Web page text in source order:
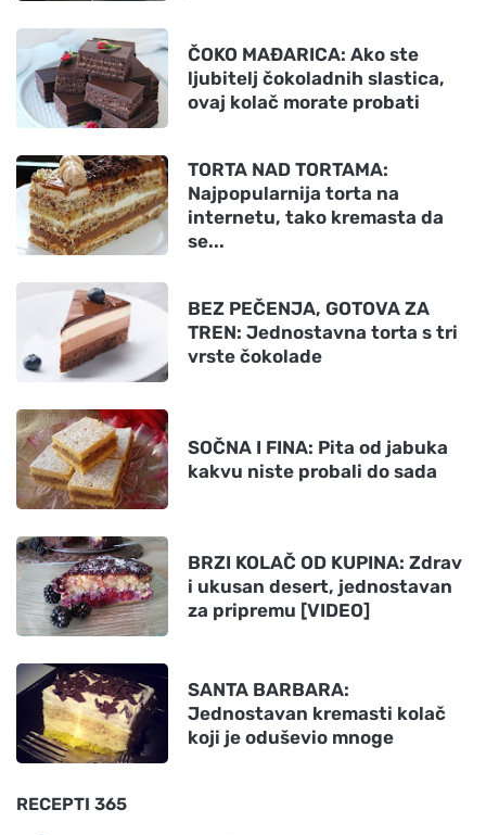
ČOKO MAĐARICA: Ako ste
ljubitelj čokoladnih slastica,
ovaj kolač morate probati
TORTA NAD TORTAMA:
Najpopularnija torta na
internetu, tako kremasta da
se...
BEZ PEČENJA, GOTOVA ZA
TREN: Jednostavna torta s tri
vrste čokolade
SOČNA I FINA: Pita od jabuka
kakvu niste probali do sada
BRZI KOLAČ OD KUPINA: Zdrav
i ukusan desert, jednostavan
za pripremu [VIDEO]
SANTA BARBARA:
Jednostavan kremasti kolač
koji je oduševio mnoge
RECEPTI 365